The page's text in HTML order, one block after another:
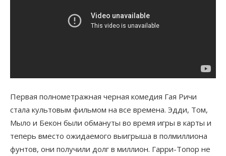
Первая полнометражная черная комедия Гая Ричи
стала культовым фильмом на все времена. Эдди, Том,
Мыло и Бекон были обмануты во время игры в карты и
теперь вместо ожидаемого выигрыша в полмиллиона
фунтов, они получили долг в миллион. Гарри-Топор не